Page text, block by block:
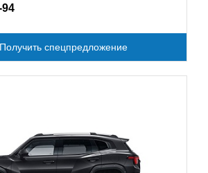
94
Получить спецпредложение